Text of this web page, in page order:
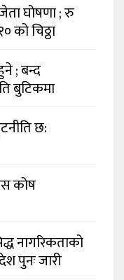
घोषणा ; रु
को चिठ्ठा
; बन्द
बुटिकमा
छ:
कोष
नागरिकताको
पुनः जारी